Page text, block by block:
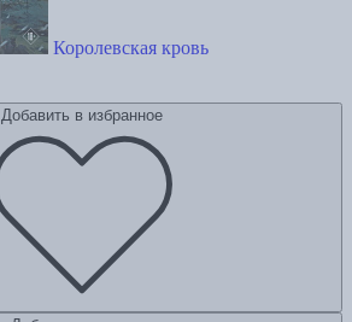
Королевская кровь
Добавить в избранное